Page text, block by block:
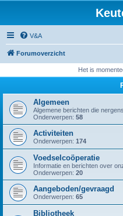
V&A
Forumoverzicht
Het is
Algemeen
Algemene berichten die
Onderwerpen: 58
Activiteiten
Onderwerpen: 174
Voedselcoöperatie
Informatie en berichten over
Onderwerpen: 20
Aangeboden/gevraagd
Onderwerpen: 65
Bibliotheek